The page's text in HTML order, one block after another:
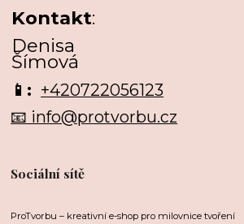
Kontakt:
Denisa
Šímová
📱: +420722056123
📧 info@protvorbu.cz
Sociální sítě
ProTvorbu – kreativní e-shop pro milovnice tvoření